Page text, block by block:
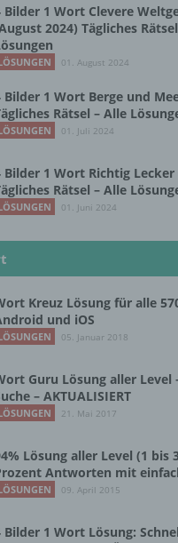
Bilder 1 Wort Clevere
2024) Tägliches
01. August 2024
Bilder 1 Wort Berge und
Rätsel – Alle
01. Juli 2024
Bilder 1 Wort Richtig Lecker
Rätsel – Alle
01. Juni 2024
Kreuz Lösung für alle
und iOS
05. Januar 2018
Guru Lösung aller Level
– AKTUALISIERT
21. Mai 2017
Lösung aller Level (1 bis
Antworten mit
09. April 2015
Bilder 1 Wort Lösung:
jede Art der
personenbezogener
dass diese
Daten verwendet
bestimmte persönliche
eine natürliche Person
insbesondere, um
Arbeitsleistung,
Zuverlässigkeit, Verhalten,
oder Ortswechsel
ist die
Daten in einer
zusätzlicher
nicht mehr einer
Person zugeordnet
gesondert aufbewahrt